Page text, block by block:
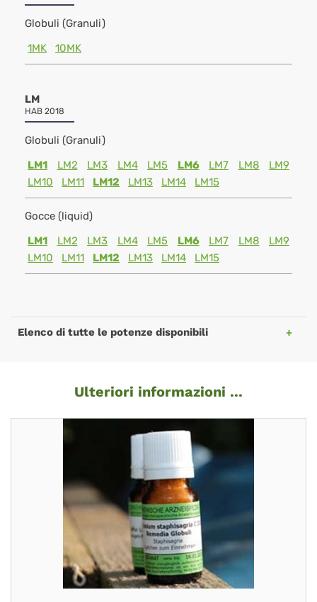
Globuli (Granuli)
1MK
10MK
LM
HAB 2018
Globuli (Granuli)
LM1
LM2 LM3 LM4 LM5 LM6 LM7 LM8
LM9
LM10
LM11 LM12 LM13 LM14 LM15
Gocce (liquid)
LM1
LM2 LM3 LM4 LM5 LM6 LM7 LM8
LM9
LM10
LM11 LM12 LM13 LM14 LM15
Elenco di tutte le potenze disponibili
Ulteriori informazioni ...